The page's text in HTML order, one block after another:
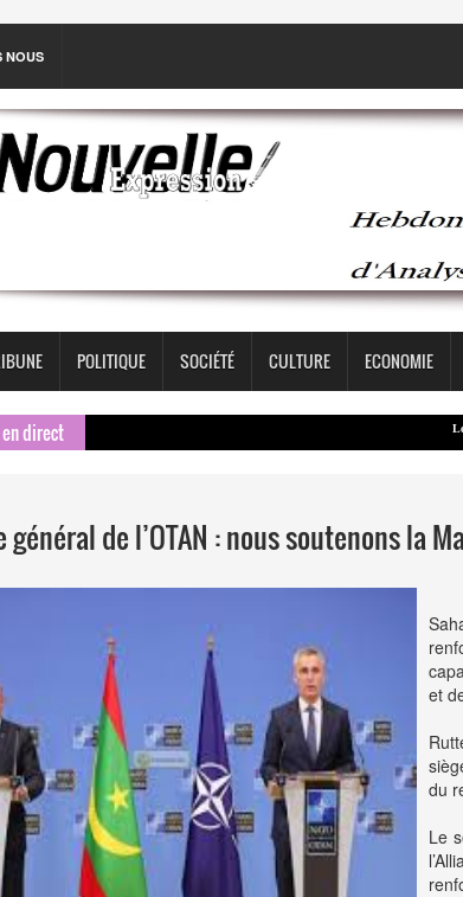
NOUS
POLITIQUE SOCIÉTÉ CULTURE ECONOMIE
direct Les
général de l’OTAN : nous soutenons la
et
du
Le